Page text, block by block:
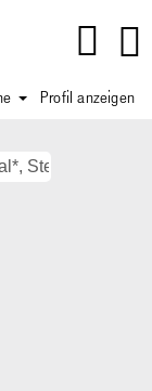
Profil anzeigen